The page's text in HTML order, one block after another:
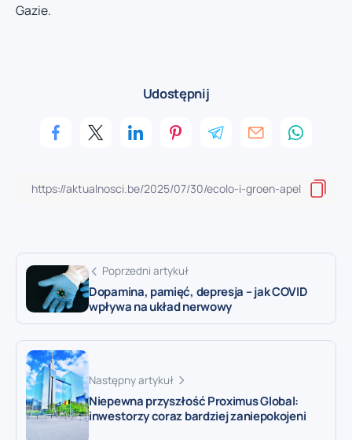
Gazie.
Udostępnij
Poprzedni artykuł
Dopamina, pamięć, depresja – jak COVID
wpływa na układ nerwowy
Następny artykuł
Niepewna przyszłość Proximus Global:
inwestorzy coraz bardziej zaniepokojeni